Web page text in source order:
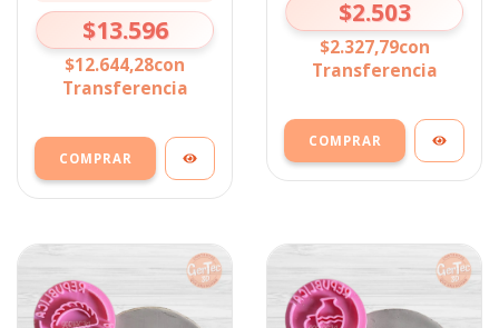
$13.596
$12.644,28con
Transferencia
$2.503
$2.327,79con
Transferencia